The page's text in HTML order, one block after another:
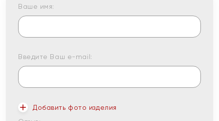
Ваше имя:
Введите Ваш e-mail:
Добавить фото изделия